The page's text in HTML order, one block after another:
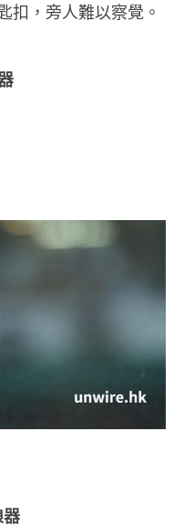
扣，旁人難以察覺。